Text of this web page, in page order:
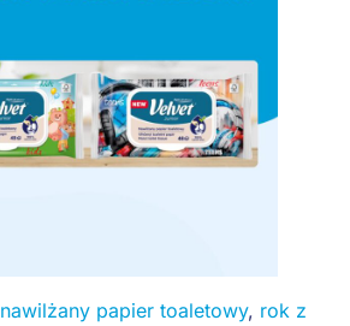
nawilżany papier toaletowy, rok z